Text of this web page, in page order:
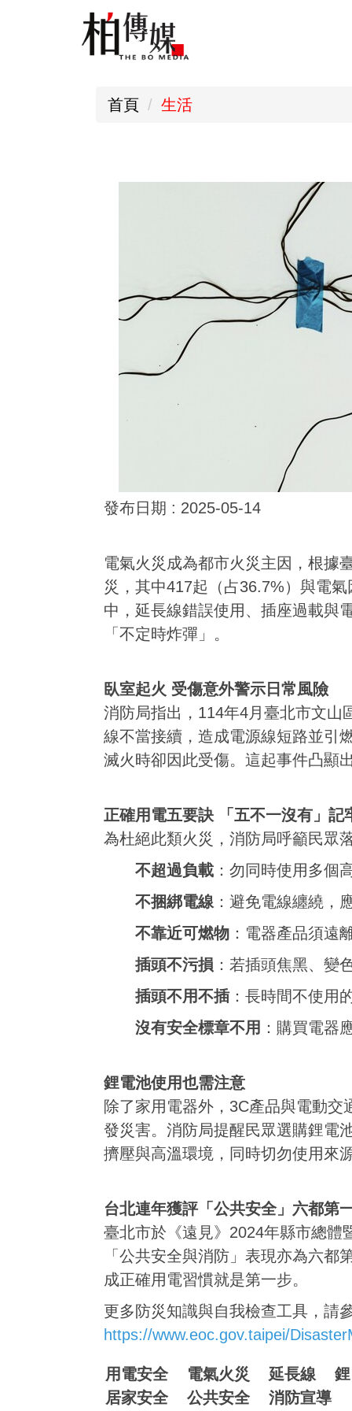
首頁 生活
發布日期 : 2025-05-14
電氣火災成為都市火災主因，根據
災，其中417起（占36.7%）與電
中，延長線錯誤使用、插座過載與
「不定時炸彈」。
臥室起火 受傷意外警示日常風險
消防局指出，114年4月臺北市文山
線不當接續，造成電源線短路並引
滅火時卻因此受傷。這起事件凸顯
正確用電五要訣 「五不一沒有」記
為杜絕此類火災，消防局呼籲民眾
不超過負載 ：勿同時使用多個
不捆綁電線 ：避免電線纏繞，
不靠近可燃物 ：電器產品須遠
插頭不污損 ：若插頭焦黑、變
插頭不用不插：長時間不使用
沒有安全標章不用 ：購買電器
鋰電池使用也需注意
除了家用電器外，3C產品與電動
發災害。消防局提醒民眾選購鋰電
擠壓與高溫環境，同時切勿使用來
台北連年獲評「公共安全」六都第
臺北市於《遠見》2024年縣市總體
「公共安全與消防」表現亦為六
成正確用電習慣就是第一步。
更多防災知識與自我檢查工具，請
https://www.eoc.gov.taipei/
用電安全 電氣火災 延長線
居家安全
公共安全 消防宣導